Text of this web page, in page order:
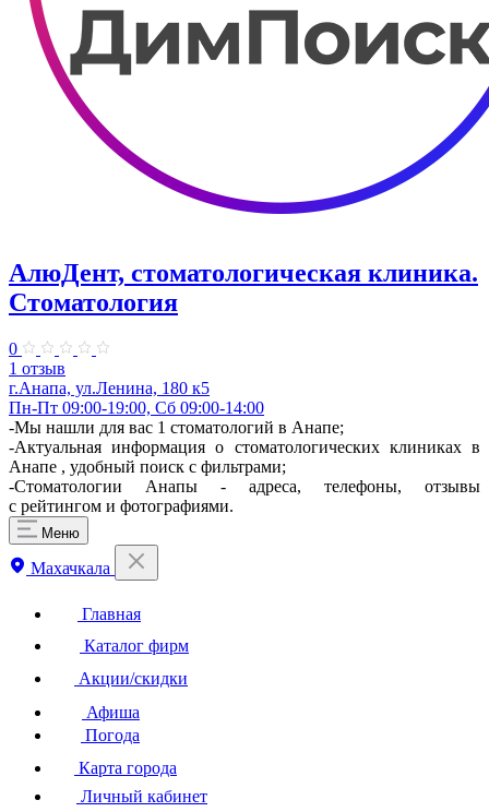
АлюДент, стоматологическая клиника.
Стоматология
0
1 отзыв
г.Анапа, ул.Ленина, 180 к5
Пн-Пт 09:00-19:00, Сб 09:00-14:00
-Мы нашли для вас 1 стоматологий в Анапе;
-Актуальная информация о стоматологических клиниках в
Анапе , удобный поиск с фильтрами;
-Стоматологии Анапы - адреса, телефоны, отзывы
с рейтингом и фотографиями.
Меню
Махачкала
Главная
Каталог фирм
Акции/скидки
Афиша
Погода
Карта города
Личный кабинет